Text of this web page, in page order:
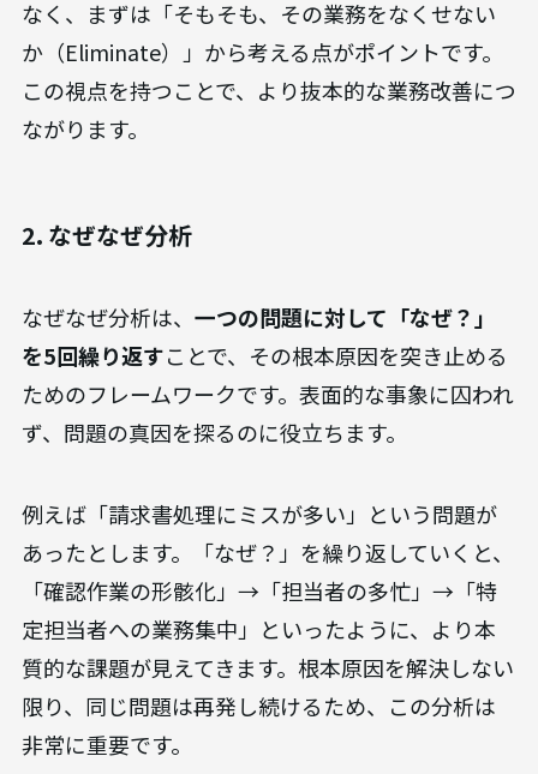
なく、まずは「そもそも、その業務をなくせない
か（Eliminate）」から考える点がポイントです。
この視点を持つことで、より抜本的な業務改善につ
ながります。
2. なぜなぜ分析
なぜなぜ分析は、 一つの問題に対して「なぜ？」
を5回繰り返すことで、その根本原因を突き止める
ためのフレームワークです。表面的な事象に囚われ
ず、問題の真因を探るのに役立ちます。
例えば「請求書処理にミスが多い」という問題が
あったとします。「なぜ？」を繰り返していくと、
「確認作業の形骸化」→「担当者の多忙」→「特
定担当者への業務集中」といったように、より本
質的な課題が見えてきます。根本原因を解決しない
限り、同じ問題は再発し続けるため、この分析は
非常に重要です。